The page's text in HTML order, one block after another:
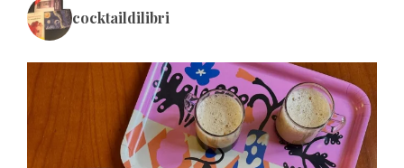
cocktaildilibri